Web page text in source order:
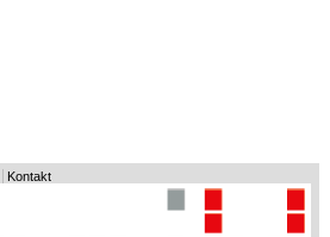
Kontakt